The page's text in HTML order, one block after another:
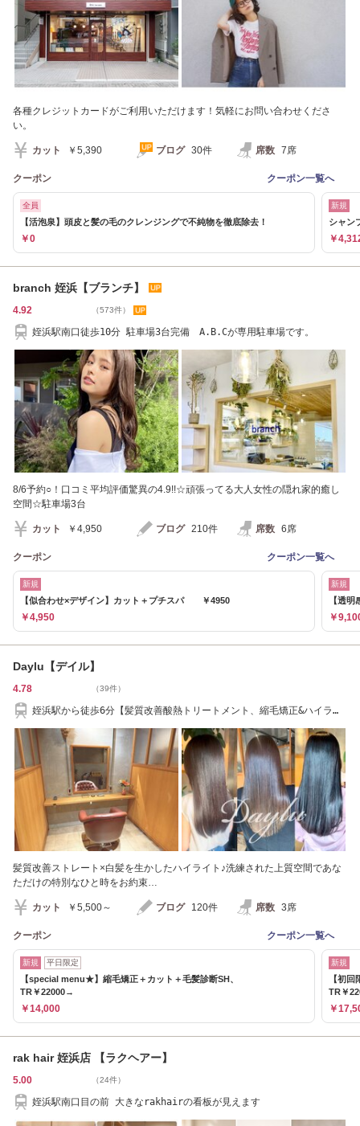
各種クレジットカードがご利用いただけます！気軽にお問い合わせくださ
い。
カット ￥5,390 ブログ 30件 席数 7席
クーポン クーポン一覧へ
全員
【活泡泉】頭皮と髪の毛のクレンジングで不純物を徹底除去！
￥0
新規
シャン
￥
branch 姪浜【ブランチ】
4.92 （573件）
姪浜駅南口徒歩10分 駐車場3台完備 A.B.Cが専用駐車場です。
8/6予約○！口コミ平均評価驚異の4.9!!☆頑張ってる大人女性の隠れ家的癒し
空間☆駐車場3台
カット ￥4,950 ブログ 210件 席数 6席
クーポン クーポン一覧へ
新規
【似合わせ×デザイン】カット＋プチスパ ￥4950
￥4,950
新規
【透
￥
Daylu【デイル】
4.78 （39件）
姪浜駅から徒歩6分【髪質改善酸熱トリートメント、縮毛矯正&ハイライ
髪質改善ストレート×白髪を生かしたハイライト♪洗練された上質空間であな
ただけの特別なひと時をお約束…
カット ￥5,500～ ブログ 120件 席数 3席
クーポン クーポン一覧へ
新規 平日限定
【special menu★】縮毛矯正＋カット＋毛髪診断SH、
TR￥22000→
￥14,000
新規
【初
TR￥
￥
rak hair 姪浜店 【ラクヘアー】
5.00 （24件）
姪浜駅南口目の前 大きなrakhairの看板が見えます